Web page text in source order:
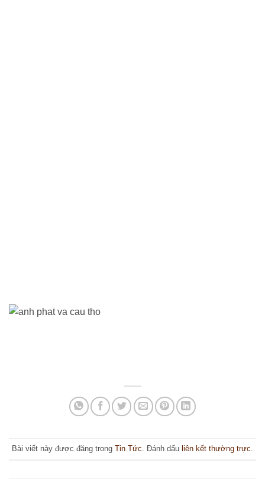
Bài viết này được đăng trong Tin Tức . Đánh dấu liên kết thường trực